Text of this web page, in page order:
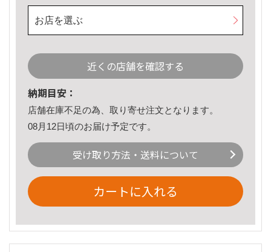
お店を選ぶ
近くの店舗を確認する
納期目安：
店舗在庫不足の為、取り寄せ注文となります。
08月12日頃のお届け予定です。
受け取り方法・送料について
カートに入れる